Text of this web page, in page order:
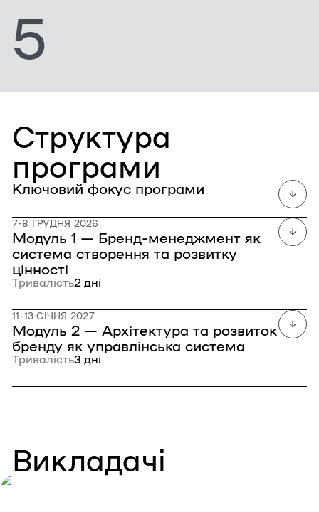
5
Структура
програми
Ключовий фокус програми
7-8 ГРУДНЯ 2026
Модуль 1 — Бренд-менеджмент як
система створення та розвитку
цінності
Тривалість2 дні
11-13 СІЧНЯ 2027
Модуль 2 — Архітектура та розвиток
бренду як управлінська система
Тривалість3 дні
Викладачі